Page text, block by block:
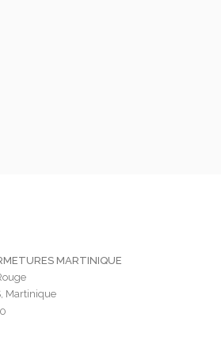
MARTINIQUE
Martinique